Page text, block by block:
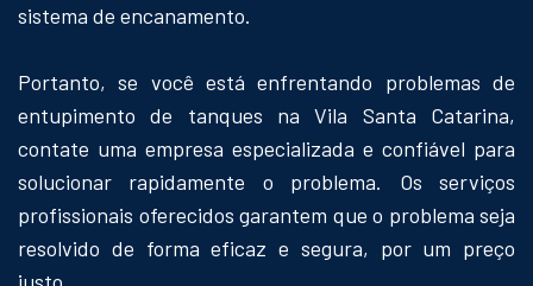
sistema de encanamento.
Portanto, se você está enfrentando problemas de
entupimento de tanques na Vila Santa Catarina,
contate uma empresa especializada e confiável para
solucionar rapidamente o problema. Os serviços
profissionais oferecidos garantem que o problema seja
resolvido de forma eficaz e segura, por um preço